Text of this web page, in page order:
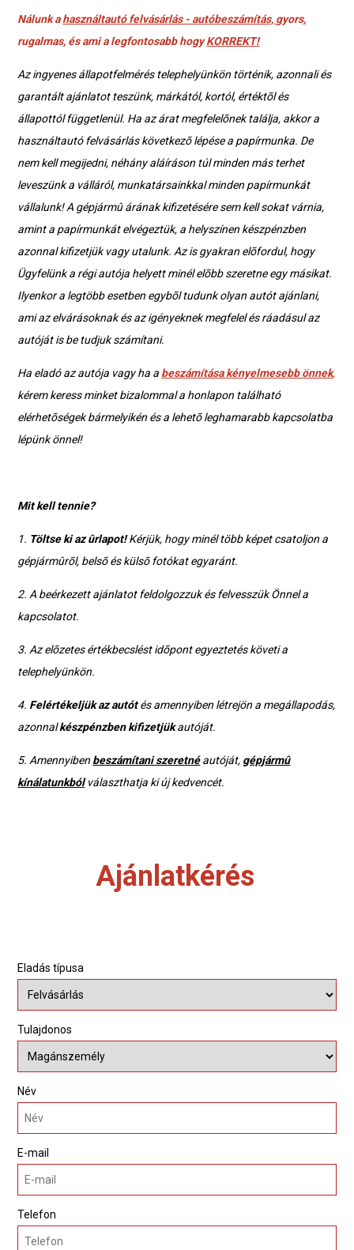
Nálunk ahasználtautó felvásárlás - autóbeszámítás, gyors,
rugalmas, és ami a legfontosabb hogyKORREKT!
Az ingyenes állapotfelmérés telephelyünkön történik, azonnali és
garantált ajánlatot teszünk, márkától, kortól, értéktõl és
állapottól függetlenül. Ha az árat megfelelõnek találja, akkor a
használtautó felvásárlás következõ lépése a papírmunka. De
nem kell megijedni, néhány aláíráson túl minden más terhet
leveszünk a válláról, munkatársainkkal minden papírmunkát
vállalunk! A gépjármû árának kifizetésére sem kell sokat várnia,
amint a papírmunkát elvégeztük, a helyszínen készpénzben
azonnal kifizetjük vagy utalunk. Az is gyakran elõfordul, hogy
Ügyfelünk a régi autója helyett minél elõbb szeretne egy másikat.
Ilyenkor a legtöbb esetben egybõl tudunk olyan autót ajánlani,
ami az elvárásoknak és az igényeknek megfelel és ráadásul az
autóját is be tudjuk számítani.
Ha eladó az autója vagy ha a beszámítása kényelmesebb önnek,
kérem keress minket bizalommal a honlapon található
elérhetõségek bármelyikén és a lehetõ leghamarabb kapcsolatba
lépünk önnel!
Mit kell tennie?
1. Töltse ki az ûrlapot!Kérjük, hogy minél több képet csatoljon a
gépjármûrõl, belsõ és külsõ fotókat egyaránt.
2. A beérkezett ajánlatot feldolgozzuk és felvesszük Önnel a
kapcsolatot.
3. Az elõzetes értékbecslést idõpont egyeztetés követi a
telephelyünkön.
4. Felértékeljük az autótés amennyiben létrejön a megállapodás,
azonnalkészpénzben kifizetjükautóját.
5. Amennyiben beszámítani szeretnéautóját, gépjármû
kínálatunkból választhatja ki új kedvencét.
Ajánlatkérés
Eladás típusa
Tulajdonos
Név
E-mail
Telefon